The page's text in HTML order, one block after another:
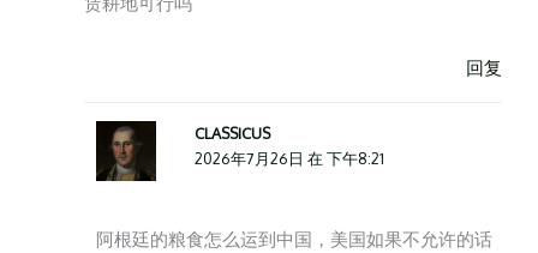
回复
CLASSICUS
2026年7月26日 在 下午8:21
阿根廷的粮食怎么运到中国，美国如果不允许的话